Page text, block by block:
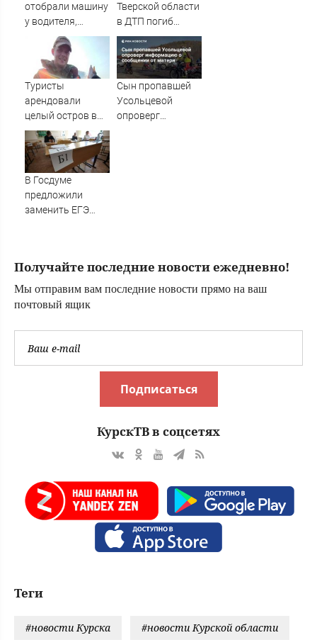
отобрали машину
у водителя,
который петлял
на трассе
(ВИДЕО)
Тверской области
в ДТП погиб
водитель
большегруза –
Новости Твери и
городов Тверской
области сегодня -
Туристы
арендовали
целый остров в
Карелии (ФОТО)
Сын пропавшей
Усольцевой
опроверг
В Госдуме
предложили
заменить ЕГЭ
07/08/2026 –
Получайте последние новости ежедневно!
Мы отправим вам последние новости прямо на ваш
почтовый ящик
Подписаться
КурскТВ в соцсетях
Теги
#новости Курска #новости Курской области